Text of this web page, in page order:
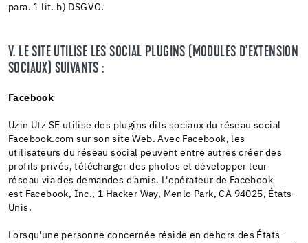
para. 1 lit. b) DSGVO.
V. LE SITE UTILISE LES SOCIAL PLUGINS (MODULES D’EXTENSION
SOCIAUX) SUIVANTS :
Facebook
Uzin Utz SE utilise des plugins dits sociaux du réseau social
Facebook.com sur son site Web. Avec Facebook, les
utilisateurs du réseau social peuvent entre autres créer des
profils privés, télécharger des photos et développer leur
réseau via des demandes d'amis. L'opérateur de Facebook
est Facebook, Inc., 1 Hacker Way, Menlo Park, CA 94025, États-
Unis.
Lorsqu'une personne concernée réside en dehors des États-